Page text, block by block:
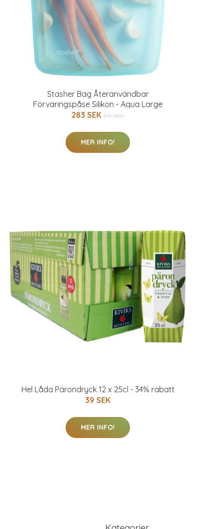
Stasher Bag Återanvändbar
Förvaringspåse Silikon - Aqua Large
283 SEK 315 SEK
MER INFO!
Hel Låda Pärondryck 12 x 25cl - 34% rabatt
39 SEK
MER INFO!